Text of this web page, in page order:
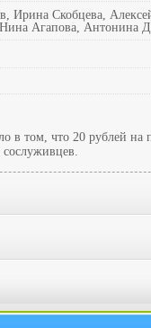
Ирина Скобцева,
Агапова, Антонина
в том, что 20 рублей